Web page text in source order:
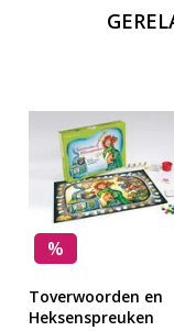
%
Toverwoorden en
Heksenspreuken